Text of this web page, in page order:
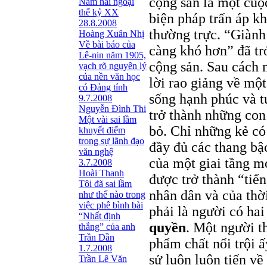
thế kỷ XX
28.8.2008
Hoàng Xuân Nhị
Về bài báo của
Lê-nin năm 1905,
vạch rõ nguyên lý
của nền văn học
có Đảng tính
9.7.2008
Nguyễn Đình Thi
Một vài sai lầm
khuyết điểm
trong sự lãnh đạo
văn nghệ
3.7.2008
Hoài Thanh
Tôi đã sai lầm
như thế nào trong
việc phê bình bài
“Nhất định
thắng” của anh
Trần Dần
1.7.2008
Trần Lê Văn
biện pháp trấn áp
thường trực.
càng khó hơn” đã
cộng sản. Sau
lời rao giảng về
sống hạnh phúc và
trở thành những
bỏ. Chỉ những kẻ
đầy đủ các thang
của một giai tầng
được trở thành
nhân dân và của
phải là người có
quyền. Một người
phẩm chất nổi trội
sử luôn luôn tiến